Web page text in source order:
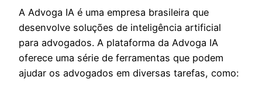
A Advoga IA é uma empresa brasileira que
desenvolve soluções de inteligência artificial
para advogados. A plataforma da Advoga IA
oferece uma série de ferramentas que podem
ajudar os advogados em diversas tarefas, como: